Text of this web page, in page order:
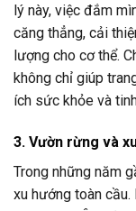
lý này, việc đắm
căng thẳng, cải
lượng cho cơ thể.
không chỉ giúp
ích sức khỏe và
3. Vườn rừng và
Trong những năm
xu hướng toàn cầu.